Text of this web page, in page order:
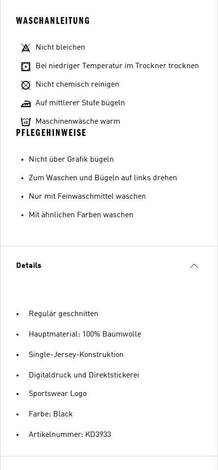
WASCHANLEITUNG
Nicht bleichen
Bei niedriger Temperatur im Trockner trocknen
Nicht chemisch reinigen
Auf mittlerer Stufe bügeln
Maschinenwäsche warm
PFLEGEHINWEISE
Nicht über Grafik bügeln
Zum Waschen und Bügeln auf links drehen
Nur mit Feinwaschmittel waschen
Mit ähnlichen Farben waschen
Details
Regulär geschnitten
Hauptmaterial: 100% Baumwolle
Single-Jersey-Konstruktion
Digitaldruck und Direktstickerei
Sportswear Logo
Farbe: Black
Artikelnummer: KD3933